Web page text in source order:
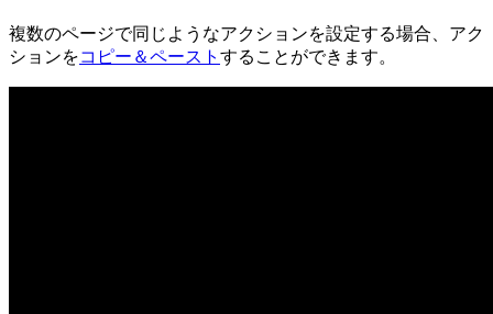
複数のページで同じようなアクションを設定する場合、アク
ションをコピー＆ペースト することができます。